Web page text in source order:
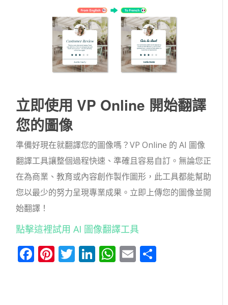
立即使用 VP Online 開始翻譯
您的圖像
準備好現在就翻譯您的圖像嗎？VP Online 的 AI 圖像
翻譯工具讓整個過程快速、準確且容易自訂。無論您正
在為商業、教育或內容創作製作圖形，此工具都能幫助
您以最少的努力呈現專業成果。立即上傳您的圖像並開
始翻譯！
點擊這裡試用 AI 圖像翻譯工具
Facebook
Pinterest
Twitter
LinkedIn
WhatsApp
Email